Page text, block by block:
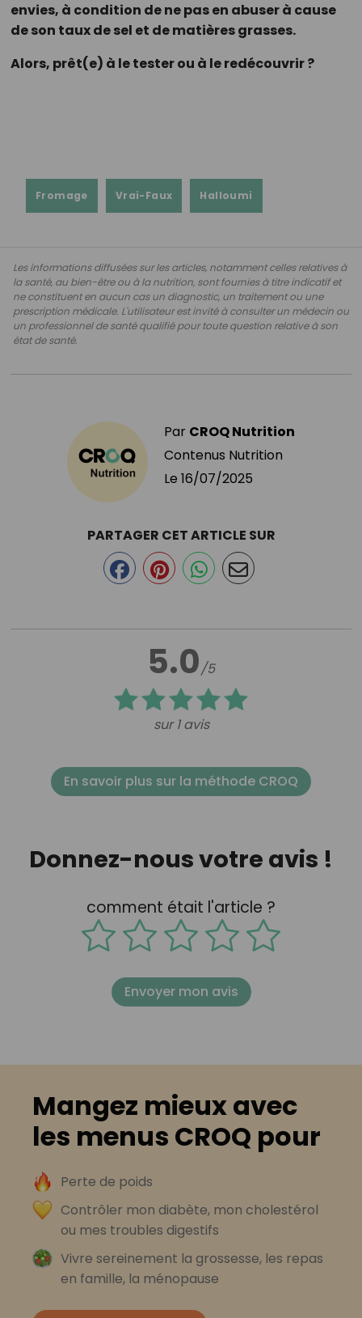
envies, à condition de ne pas en abuser à cause
de son taux de sel et de matières grasses.
Alors, prêt(e) à le tester ou à le redécouvrir ?
Fromage Vrai-Faux Halloumi
Les informations diffusées sur les articles, notamment celles relatives à
la santé, au bien-être ou à la nutrition, sont fournies à titre indicatif et
ne constituent en aucun cas un diagnostic, un traitement ou une
prescription médicale. L'utilisateur est invité à consulter un médecin ou
un professionnel de santé qualifié pour toute question relative à son
état de santé.
Par CROQ Nutrition
Contenus Nutrition
Le 16/07/2025
5.0/5
sur 1 avis
PARTAGER CET ARTICLE SUR
En savoir plus sur la méthode CROQ
Donnez-nous votre avis !
comment était l'article ?
Envoyer mon avis
Mangez mieux avec
les menus CROQ pour
Perte de poids
Contrôler mon diabète, mon cholestérol
ou mes troubles digestifs
Vivre sereinement la grossesse, les repas
en famille, la ménopause